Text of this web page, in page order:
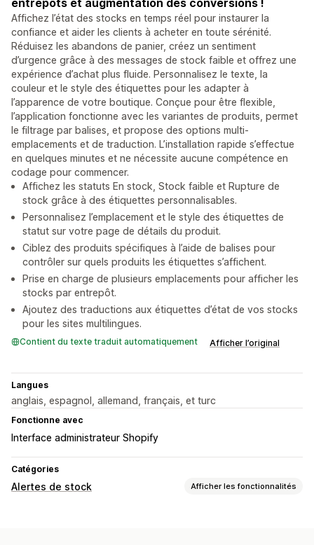
entrepôts et augmentation des conversions !
Affichez l’état des stocks en temps réel pour instaurer la
confiance et aider les clients à acheter en toute sérénité.
Réduisez les abandons de panier, créez un sentiment
d’urgence grâce à des messages de stock faible et offrez une
expérience d’achat plus fluide. Personnalisez le texte, la
couleur et le style des étiquettes pour les adapter à
l’apparence de votre boutique. Conçue pour être flexible,
l’application fonctionne avec les variantes de produits, permet
le filtrage par balises, et propose des options multi-
emplacements et de traduction. L’installation rapide s’effectue
en quelques minutes et ne nécessite aucune compétence en
codage pour commencer.
Affichez les statuts En stock, Stock faible et Rupture de
stock grâce à des étiquettes personnalisables.
Personnalisez l’emplacement et le style des étiquettes de
statut sur votre page de détails du produit.
Ciblez des produits spécifiques à l’aide de balises pour
contrôler sur quels produits les étiquettes s’affichent.
Prise en charge de plusieurs emplacements pour afficher les
stocks par entrepôt.
Ajoutez des traductions aux étiquettes d’état de vos stocks
pour les sites multilingues.
Contient du texte traduit automatiquement Afficher l’original
Langues
anglais, espagnol, allemand, français, et turc
Fonctionne avec
Interface administrateur Shopify
Catégories
Alertes de stock Afficher les fonctionnalités